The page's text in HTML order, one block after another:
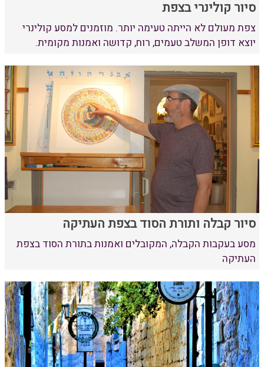
סיור קולינרי בצפת
צפת מעולם לא הייתה טעימה יותר. מוזמנים למסע קולינרי
יוצא דופן המשלב טעמים, רוח, קדושה ואמנות מקומית.
סיור קבלה ותורת הסוד בצפת העתיקה
מסע בעקבות הקבלה, המקובלים ואמנות בתורת הסוד בצפת
העתיקה